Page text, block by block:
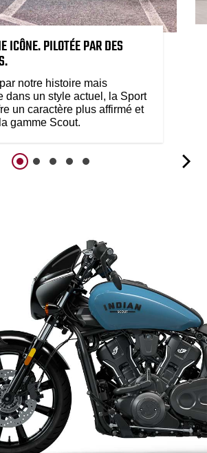
ICÔNE. PILOTÉE PAR DES
notre histoire mais
dans un style actuel, la Sport
un caractère plus affirmé et
gamme Scout.